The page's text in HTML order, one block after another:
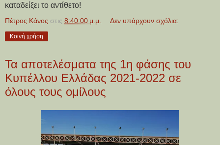
καταδείξει το αντίθετο!
Πέτρος Κάνος στις 8:40:00 μ.μ. Δεν υπάρχουν σχόλια:
Κοινή χρήση
Τα αποτελέσματα της 1η φάσης του
Κυπέλλου Ελλάδας 2021-2022 σε
όλους τους ομίλους